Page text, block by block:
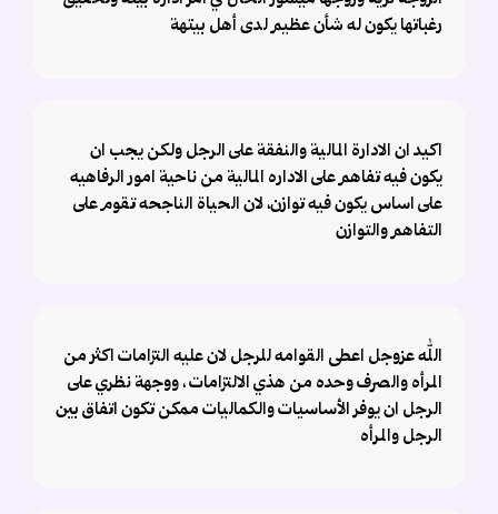
رغباتها يكون له شأن عظيم لدى أهل بيتهة
اكيد ان الادارة المالية والنفقة على الرجل ولكن يجب ان
يكون فيه تفاهم على الاداره المالية من ناحية امور الرفاهيه
على اساس يكون فيه توازن، لان الحياة الناجحه تقوم على
التفاهم والتوازن
الله عزوجل اعطى القوامه للرجل لان عليه التزامات اكثر من
المرأه والصرف وحده من هذي الالتزامات ، ووجهة نظري على
الرجل ان يوفر الأساسيات والكماليات ممكن تكون اتفاق بين
الرجل والمرأه